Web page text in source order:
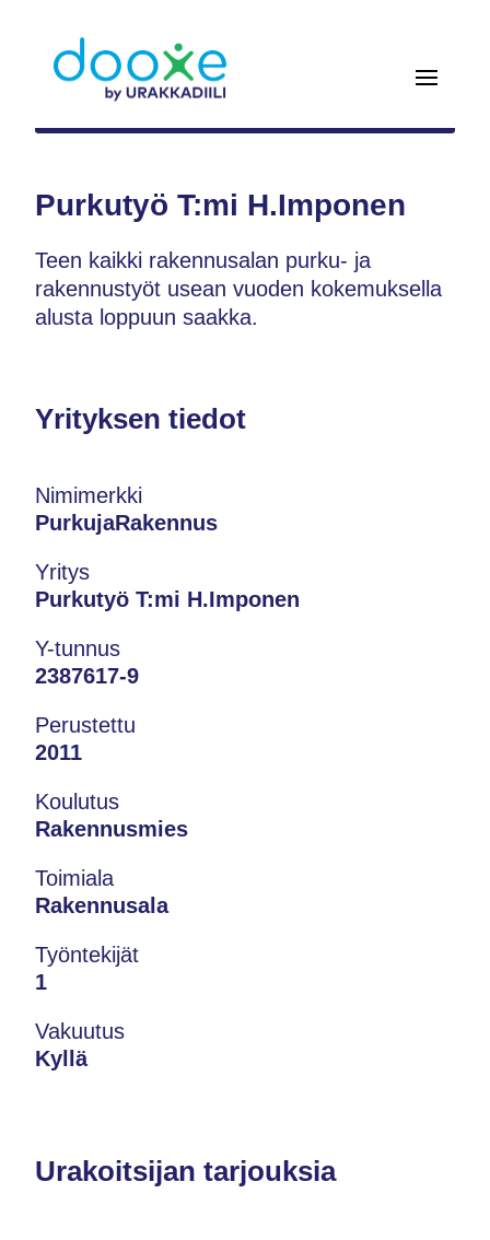
Purkutyö T:mi H.Imponen
Teen kaikki rakennusalan purku- ja
rakennustyöt usean vuoden kokemuksella
alusta loppuun saakka.
Yrityksen tiedot
Nimimerkki
PurkujaRakennus
Yritys
Purkutyö T:mi H.Imponen
Y-tunnus
2387617-9
Perustettu
2011
Koulutus
Rakennusmies
Toimiala
Rakennusala
Työntekijät
1
Vakuutus
Kyllä
Urakoitsijan tarjouksia